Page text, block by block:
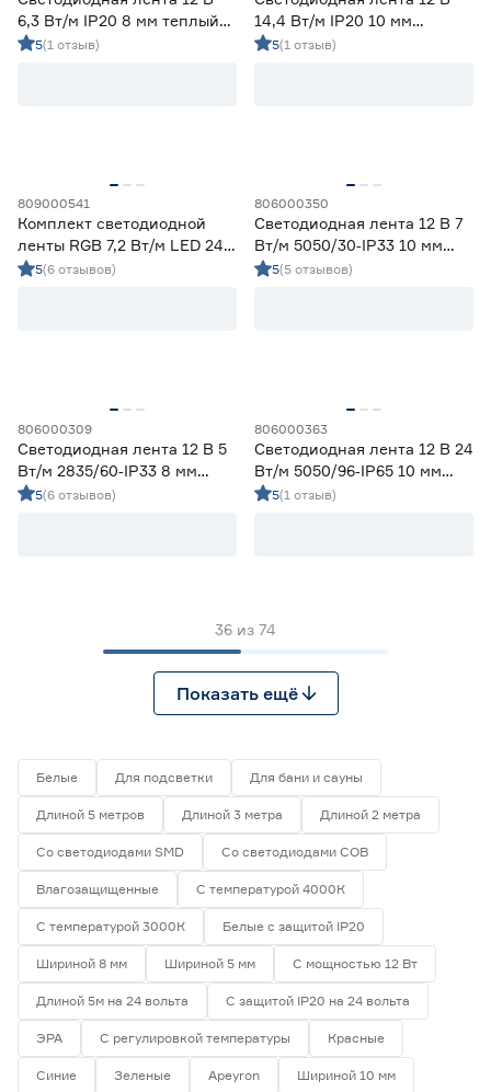
6,3 Вт/м IP20 8 мм теплый
свет 5 м Smartbuy
5(1 отзыв)
14,4 Вт/м IP20 10 мм
теплый свет 5 м Smartbuy
5(1 отзыв)
809000541
Комплект светодиодной
ленты RGB 7,2 Вт/м LED 24
В 3 м Navigator
5(6 отзывов)
806000350
Светодиодная лента 12 В 7
Вт/м 5050/30‑IP33 10 мм
мультиколор 5 м Geniled
5(5 отзывов)
806000309
Светодиодная лента 12 В 5
Вт/м 2835/60‑IP33 8 мм
дневной 5 м Geniled
5(6 отзывов)
806000363
Светодиодная лента 12 В 24
Вт/м 5050/96‑IP65 10 мм
мультиколор 5 м Geniled
5(1 отзыв)
36 из 74
Показать ещё
Белые Для подсветки Для бани и сауны
Длиной 5 метров Длиной 3 метра Длиной 2 метра
Со светодиодами SMD Со светодиодами СОВ
Влагозащищенные С температурой 4000К
С температурой 3000К Белые с защитой IP20
Шириной 8 мм Шириной 5 мм С мощностью 12 Вт
Длиной 5м на 24 вольта С защитой IP20 на 24 вольта
ЭРА С регулировкой температуры Красные
Синие Зеленые Apeyron Шириной 10 мм